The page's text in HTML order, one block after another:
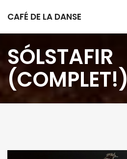
CAFÉ DE LA DANSE
SÓLSTAFIR
(COMPLET!)